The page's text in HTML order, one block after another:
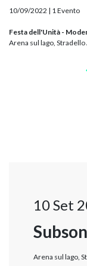
10/09/2022 | 1 Evento
Festa dell'Unità -
Arena sul lago,
10 Set
Arena sul lago,